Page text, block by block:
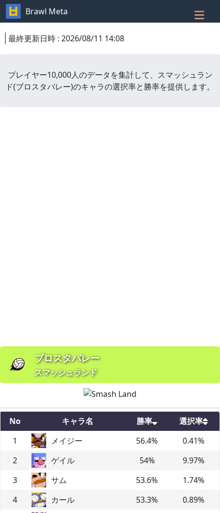
Brawl Meta
最終更新日時 : 2026/08/11 14:08
プレイヤー10,000人のデータを集計して、 スマッシュラン
ド(ブロスタバレー)のキャラの選択率と勝率を提供します。
ブロスタバレー
スマッシュランド
No キャラ名 勝率
選択率
1
メイジー 56.4% 0.41%
2
ゲイル 54% 9.97%
3
サム 53.6% 1.74%
4
カール 53.3% 0.89%